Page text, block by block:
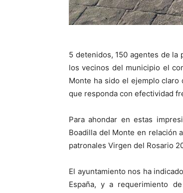
5 detenidos, 150 agentes de
los vecinos del municipio el
Monte ha sido el ejemplo
que responda con efectividad
Para ahondar en estas
Boadilla del Monte en relación
patronales Virgen del Rosario
El ayuntamiento nos ha
España, y a requerimiento